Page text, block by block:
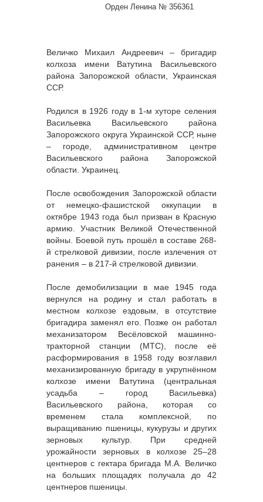
Орден Ленина № 356361
Величко Михаил Андреевич – бригадир
колхоза имени Ватутина Васильевского
района Запорожской области, Украинская
ССР.
Родился в 1926 году в 1-м хуторе селения
Васильевка Васильевского района
Запорожского округа Украинской ССР, ныне
– городе, административном центре
Васильевского района Запорожской
области. Украинец.
После освобождения Запорожской области
от немецко-фашистской оккупации в
октябре 1943 года был призван в Красную
армию. Участник Великой Отечественной
войны. Боевой путь прошёл в составе 268-
й стрелковой дивизии, после излечения от
ранения – в 217-й стрелковой дивизии.
После демобилизации в мае 1945 года
вернулся на родину и стал работать в
местном колхозе ездовым, в отсутствие
бригадира заменял его. Позже он работал
механизатором Весёловской машинно-
тракторной станции (МТС), после её
расформирования в 1958 году возглавил
механизированную бригаду в укрупнённом
колхозе имени Ватутина (центральная
усадьба – город Васильевка)
Васильевского района, которая со
временем стала комплексной, по
выращиванию пшеницы, кукурузы и других
зерновых культур. При средней
урожайности зерновых в колхозе 25–28
центнеров с гектара бригада М.А. Величко
на больших площадях получала до 42
центнеров пшеницы.